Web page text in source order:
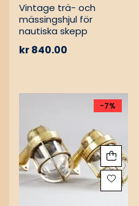
Vintage trä- och
mässingshjul för
nautiska skepp
kr840.00
-7%